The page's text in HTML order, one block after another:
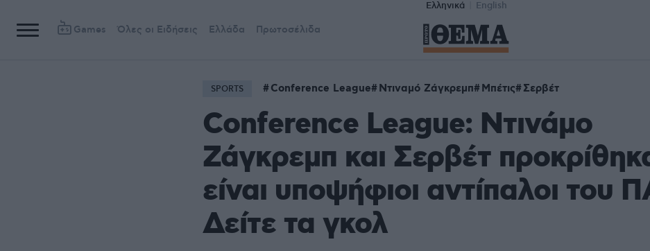
Ελληνικά English
Games Όλες οι Ειδήσεις Ελλάδα Πρωτοσέλιδα
SPORTS Conference League Ντιναμό Ζάγκρεμπ Μπέτις Σερβέτ
Conference League: Ντινάμο
Ζάγκρεμπ και Σερβέτ
είναι υποψήφιοι αντίπαλοι του
Δείτε τα γκολ